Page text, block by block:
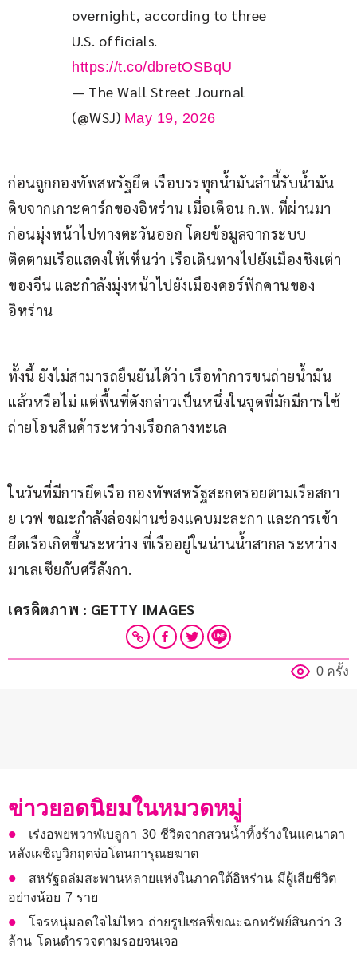
overnight, according to three
U.S. officials.
https://t.co/dbretOSBqU
— The Wall Street Journal
(@WSJ) May 19, 2026
ก่อนถูกกองทัพสหรัฐยึด เรือบรรทุกน้ำมันลำนี้รับน้ำมัน
ดิบจากเกาะคาร์กของอิหร่าน เมื่อเดือน ก.พ. ที่ผ่านมา
ก่อนมุ่งหน้าไปทางตะวันออก โดยข้อมูลจากระบบ
ติดตามเรือแสดงให้เห็นว่า เรือเดินทางไปยังเมืองชิงเต่า
ของจีน และกำลังมุ่งหน้าไปยังเมืองคอร์ฟักคานของ
อิหร่าน
ทั้งนี้ ยังไม่สามารถยืนยันได้ว่า เรือทำการขนถ่ายน้ำมัน
แล้วหรือไม่ แต่พื้นที่ดังกล่าวเป็นหนึ่งในจุดที่มักมีการใช้
ถ่ายโอนสินค้าระหว่างเรือกลางทะเล
ในวันที่มีการยึดเรือ กองทัพสหรัฐสะกดรอยตามเรือสกา
ย เวฟ ขณะกำลังล่องผ่านช่องแคบมะละกา และการเข้า
ยึดเรือเกิดขึ้นระหว่าง ที่เรืออยู่ในน่านน้ำสากล ระหว่าง
มาเลเซียกับศรีลังกา.
เครดิตภาพ : GETTY IMAGES
0 ครั้ง
ข่าวยอดนิยมในหมวดหมู่
เร่งอพยพวาฬเบลูกา 30 ชีวิตจากสวนน้ำทิ้งร้างในแคนาดา
หลังเผชิญวิกฤตจ่อโดนการุณยฆาต
สหรัฐถล่มสะพานหลายแห่งในภาคใต้อิหร่าน มีผู้เสียชีวิต
อย่างน้อย 7 ราย
โจรหนุ่มอดใจไม่ไหว ถ่ายรูปเซลฟี่ขณะฉกทรัพย์สินกว่า 3
ล้าน โดนตำรวจตามรอยจนเจอ